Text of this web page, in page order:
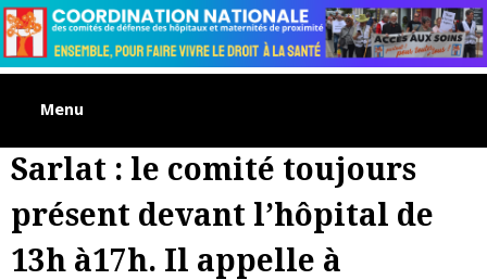
Skip
to
content
Menu
Sarlat : le comité toujours
présent devant l’hôpital de
13h à17h. Il appelle à